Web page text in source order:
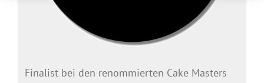
Finalist bei den renommierten Cake Masters